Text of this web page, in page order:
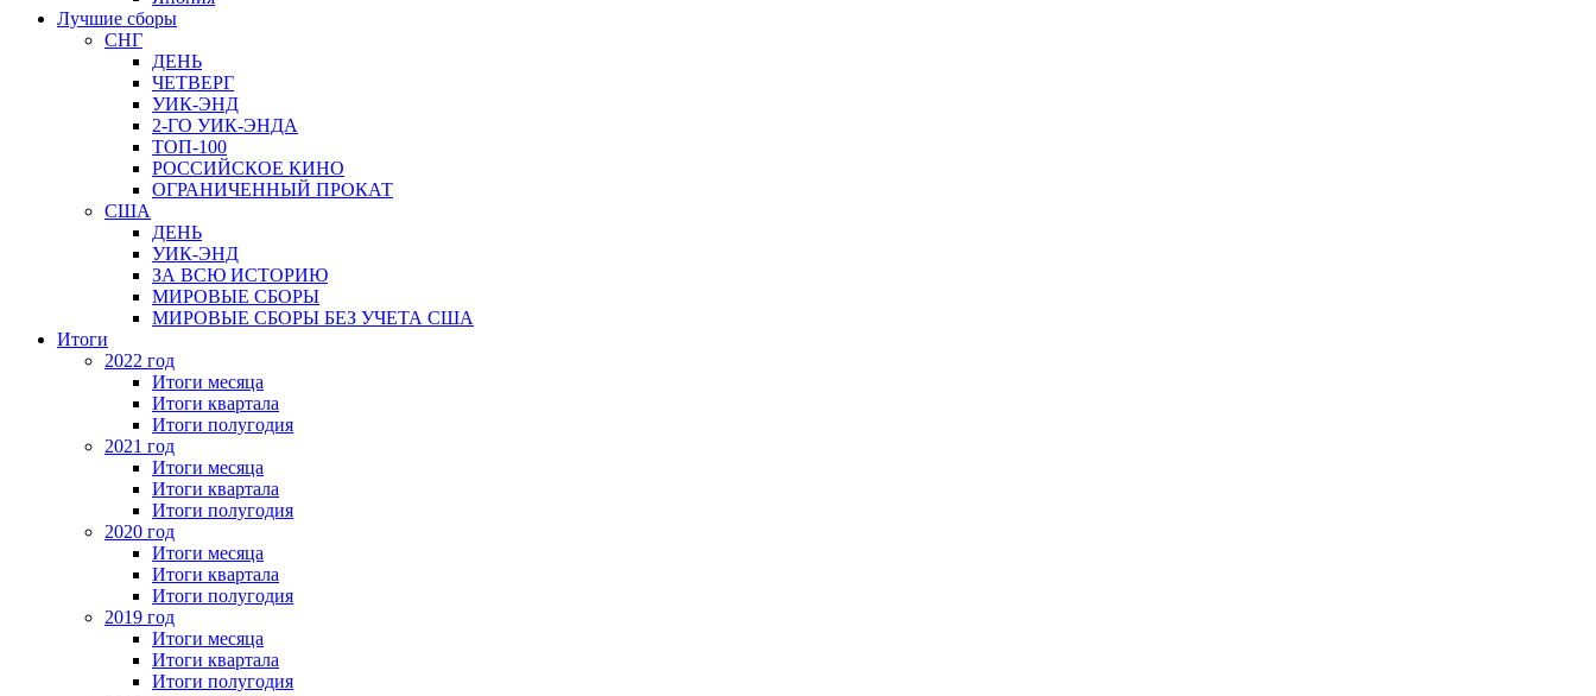
Лучшие сборы
СНГ
ДЕНЬ
ЧЕТВЕРГ
УИК-ЭНД
2-ГО УИК-ЭНДА
ТОП-100
РОССИЙСКОЕ КИНО
ОГРАНИЧЕННЫЙ ПРОКАТ
США
ДЕНЬ
УИК-ЭНД
ЗА ВСЮ ИСТОРИЮ
МИРОВЫЕ СБОРЫ
МИРОВЫЕ СБОРЫ БЕЗ УЧЕТА США
Итоги
2022 год
Итоги месяца
Итоги квартала
Итоги полугодия
2021 год
Итоги месяца
Итоги квартала
Итоги полугодия
2020 год
Итоги месяца
Итоги квартала
Итоги полугодия
2019 год
Итоги месяца
Итоги квартала
Итоги полугодия